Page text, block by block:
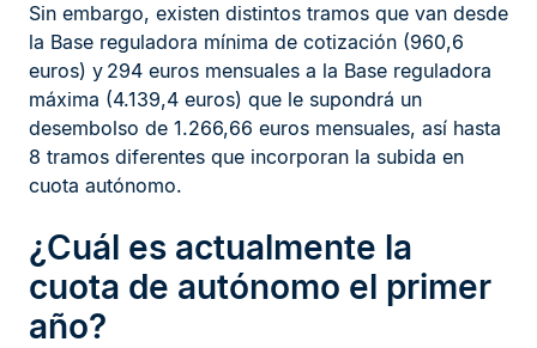
Sin embargo, existen distintos tramos que van desde
la Base reguladora mínima de cotización (960,6
euros) y 294 euros mensuales a la Base reguladora
máxima (4.139,4 euros) que le supondrá un
desembolso de 1.266,66 euros mensuales, así hasta
8 tramos diferentes que incorporan la subida en
cuota autónomo.
¿Cuál es actualmente la
cuota de autónomo el primer
año?